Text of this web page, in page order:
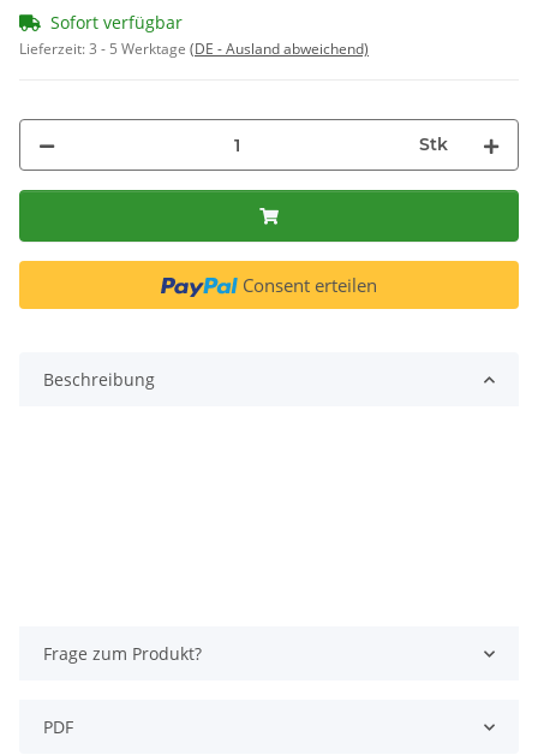
Sofort verfügbar
Lieferzeit:3 - 5 Werktage (DE - Ausland abweichend)
Stk
Consent erteilen
Beschreibung
Frage zum Produkt?
PDF